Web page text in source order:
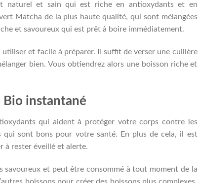
naturel et sain qui est riche en antioxydants et en
Matcha de la plus haute qualité, qui sont mélangées
et savoureux qui est prêt à boire immédiatement.
et facile à préparer. Il suffit de verser une cuillère
bien. Vous obtiendrez alors une boisson riche et
Bio instantané
qui aident à protéger votre corps contre les
sont bons pour votre santé. En plus de cela, il est
à rester éveillé et alerte.
savoureux et peut être consommé à tout moment de la
boissons pour créer des boissons plus complexes.